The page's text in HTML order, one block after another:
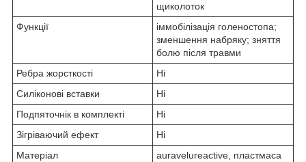
щиколоток
Функції
іммобілізація голеностопа;
зменшення набряку; зняття
болю після травми
Ребра жорсткості
Ні
Силіконові вставки
Ні
Подпяточнік в комплекті
Ні
Зігріваючий ефект
Ні
Матеріал
аuravelureactive, пластмаса